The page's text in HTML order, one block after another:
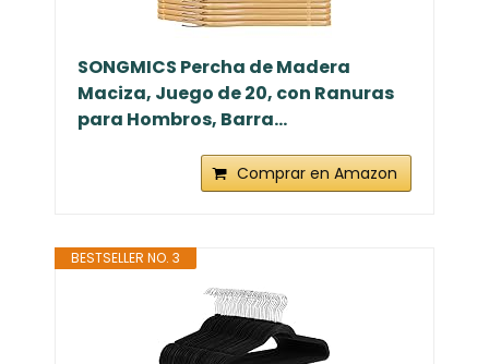
SONGMICS Percha de Madera
Maciza, Juego de 20, con Ranuras
para Hombros, Barra...
Comprar en Amazon
BESTSELLER NO. 3